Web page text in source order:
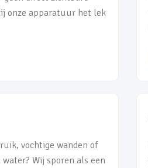
onze apparatuur het lek
vochtige wanden of
Wij sporen als een